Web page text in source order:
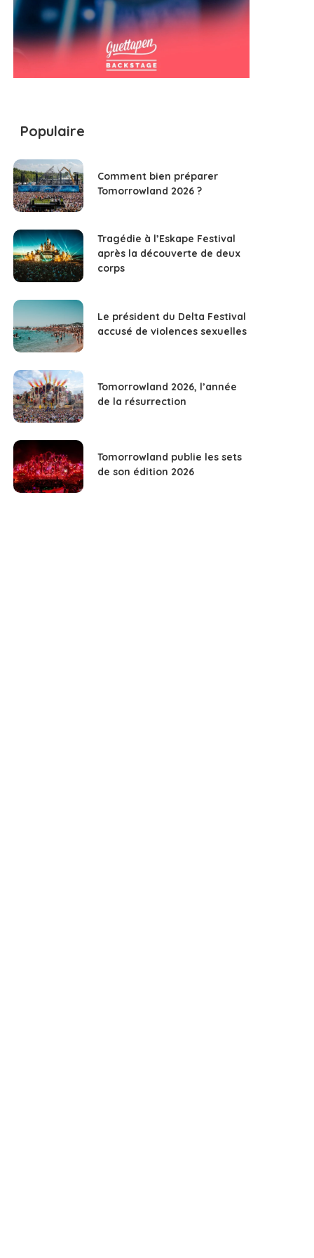
Populaire
Comment bien préparer
Tomorrowland 2026 ?
Tragédie à l’Eskape Festival
après la découverte de deux
corps
Le président du Delta Festival
accusé de violences sexuelles
Tomorrowland 2026, l’année
de la résurrection
Tomorrowland publie les sets
de son édition 2026